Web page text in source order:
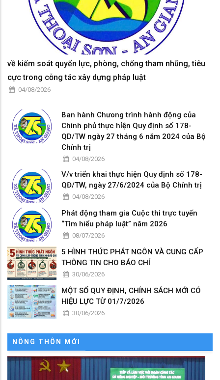
về kiếm soát quyển lực, phòng, chống tham nhũng, tiêu
cực trong cỗng tác xây dựng pháp luật
04/08/2026
Ban hành Chưong trình hành động của
Chính phủ thực hỉện Quy định số 178-
QD/TW ngày 27 tháng 6 năm 2024 của Bộ
Chính trị
04/08/2026
V/v triển khai thực hiện Quy định số 178-
QĐ/TW, ngày 27/6/2024 của Bộ Chính trị
04/08/2026
Phát động tham gia Cuộc thi trực tuyến
“Tìm hiểu pháp luật” năm 2026
08/07/2026
5 HÌNH THỨC PHÁT NGÔN VÀ CUNG CẤP
THÔNG TIN CHO BÁO CHÍ
30/06/2026
MỘT SỐ QUY ĐỊNH, CHÍNH SÁCH MỚI CÓ
HIỆU LỰC TỪ 01/7/2026
30/06/2026
NÔNG THÔN MỚI